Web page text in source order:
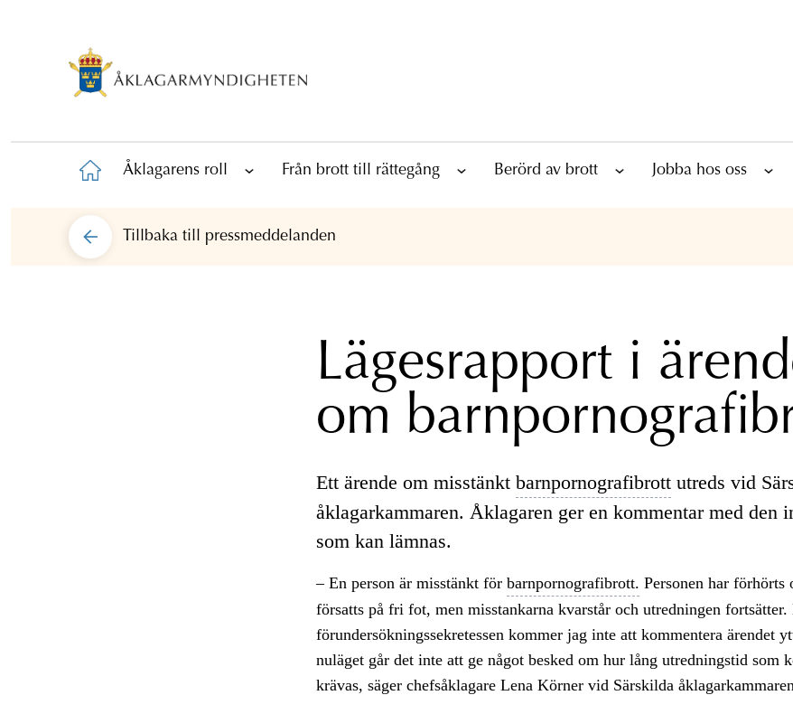
Åklagarens roll Från brott till rättegång Berörd av brott Jobba hos oss
Tillbaka till pressmeddelanden
Lägesrapport i
om
Ett ärende om misstänkt barnpornografibrottutreds vid
åklagarkammaren. Åklagaren ger en kommentar med den
som kan lämnas.
– En person är misstänkt för barnpornografibrott. Personen har förhörts
försatts på fri fot, men misstankarna kvarstår och utredningen
förundersökningssekretessen kommer jag inte att kommentera ärendet
nuläget går det inte att ge något besked om hur lång utredningstid som
krävas, säger chefsåklagare Lena Körner vid Särskilda